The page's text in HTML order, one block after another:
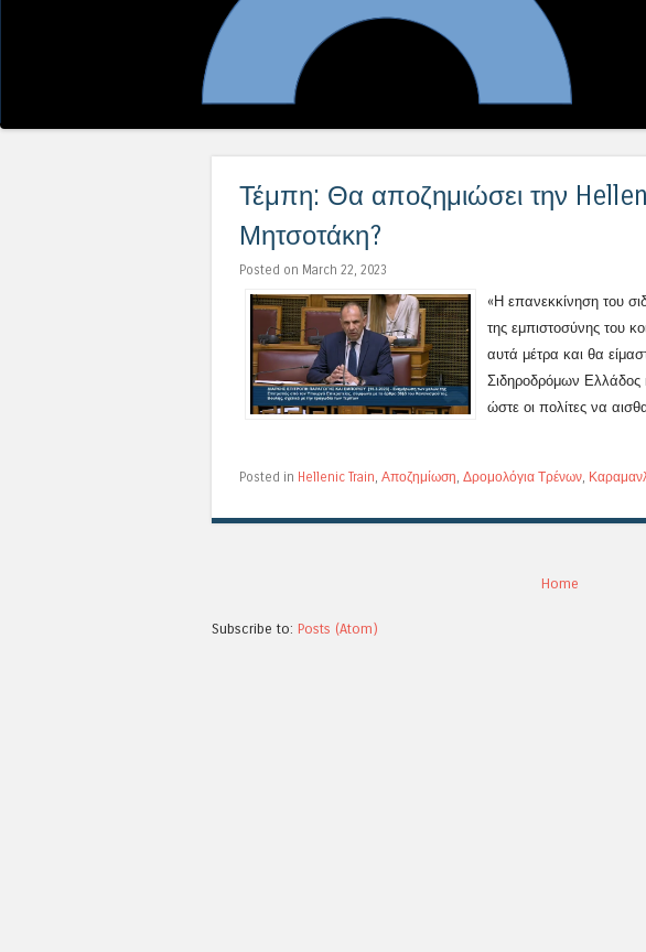
Τέμπη: Θα αποζημιώσει την
Μητσοτάκη?
Posted on March 22, 2023
«Η επανεκκίνηση του
της εμπιστοσύνης του
αυτά μέτρα και θα
Σιδηροδρόμων
ώστε οι πολίτες να
Posted in Hellenic Train Αποζημίωση Δρομολόγια Τρένων
Home
Subscribe to: Posts (Atom)